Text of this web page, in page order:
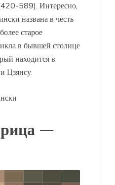
589). Интересно,
названа в честь
старое
в бывшей столице
находится в
Цзянсу.
—